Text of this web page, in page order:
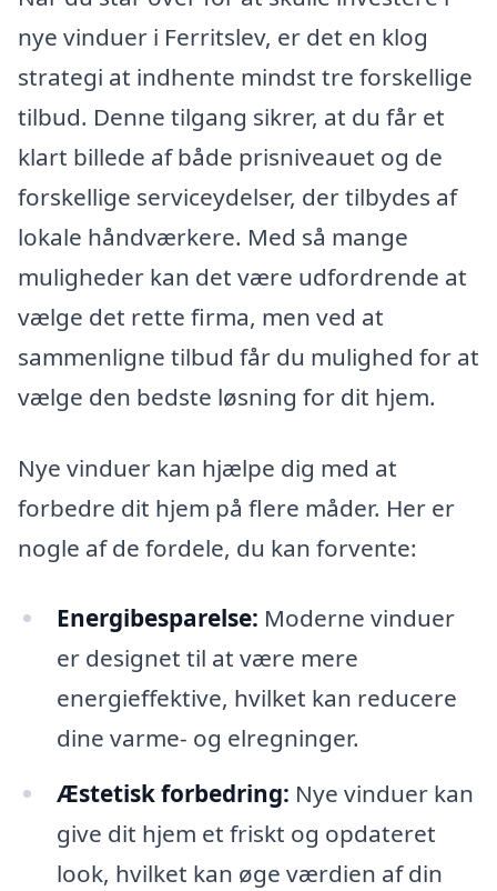
nye vinduer i Ferritslev, er det en klog
strategi at indhente mindst tre forskellige
tilbud. Denne tilgang sikrer, at du får et
klart billede af både prisniveauet og de
forskellige serviceydelser, der tilbydes af
lokale håndværkere. Med så mange
muligheder kan det være udfordrende at
vælge det rette firma, men ved at
sammenligne tilbud får du mulighed for at
vælge den bedste løsning for dit hjem.
Nye vinduer kan hjælpe dig med at
forbedre dit hjem på flere måder. Her er
nogle af de fordele, du kan forvente:
Energibesparelse: Moderne vinduer
er designet til at være mere
energieffektive, hvilket kan reducere
dine varme- og elregninger.
Æstetisk forbedring: Nye vinduer kan
give dit hjem et friskt og opdateret
look, hvilket kan øge værdien af din